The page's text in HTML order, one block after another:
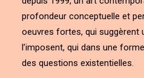
profondeur conceptuelle et
oeuvres fortes, qui suggèrent
l’imposent, qui dans une
des questions existentielles.